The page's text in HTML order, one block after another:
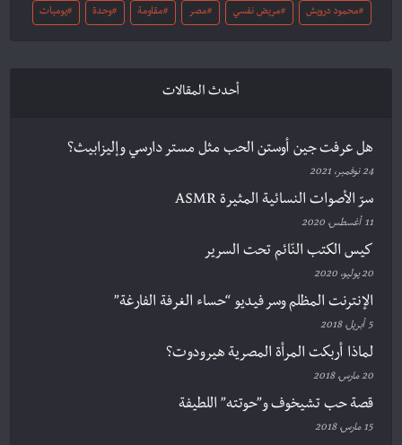
محمود درويش مريض نفسي مصر مقاومة وحدة يوميات
أحدث المقالات
هل عرفت جين أوستن الحب مثل مستر دارسي وإليزابيث؟
24 نوفمبر، 2021
سرّ الأصوات النسائية المثيرة ASMR
11 أغسطس، 2020
كيس الكتب النّائم تحت السرير
20 يوليو، 2020
الإنترنت المظلم وسر فيديو “حساء الغرفة الفارغة”
5 أبريل، 2018
لماذا أربكت المرأة المصرية هيرودوت؟
20 مارس، 2018
قصة حب تشيخوف و”حوتته” اللطيفة
15 مارس، 2018